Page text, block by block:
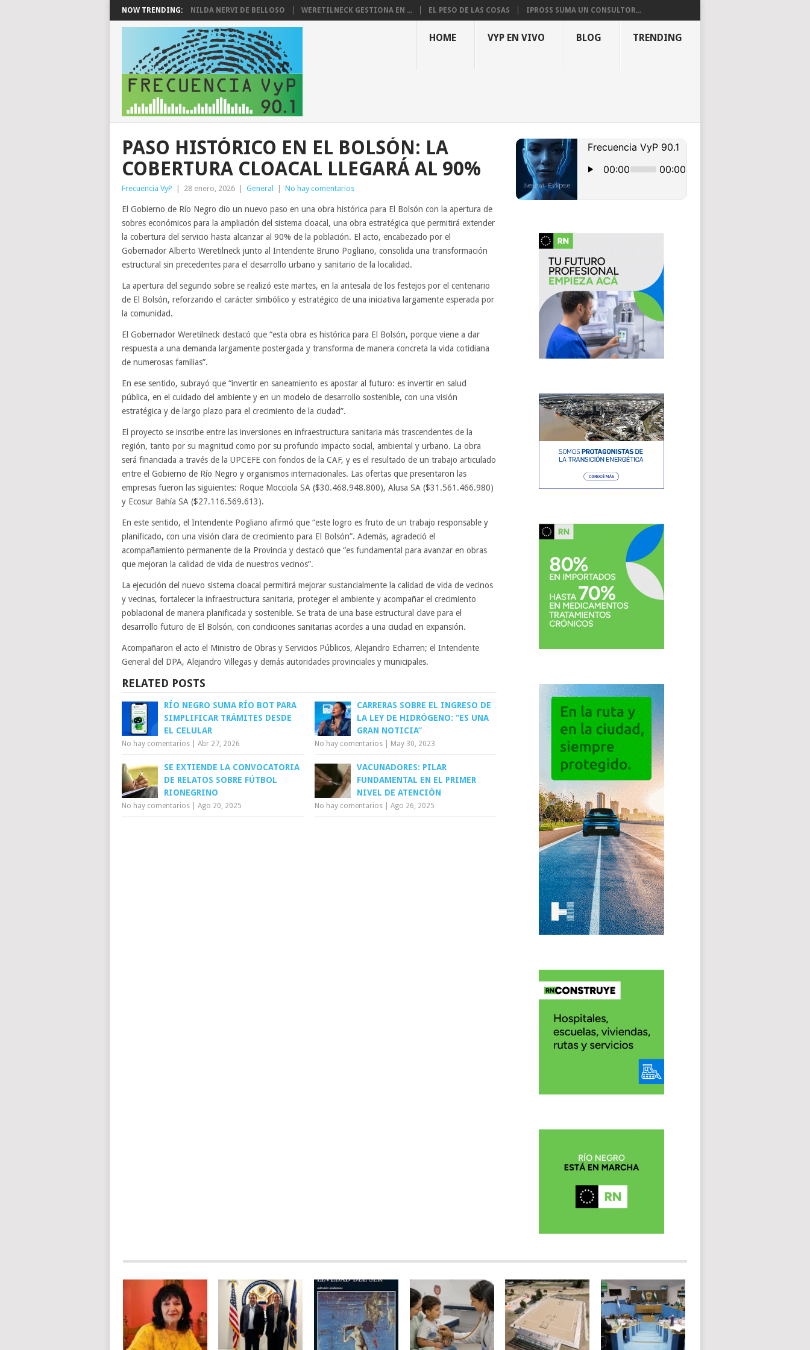
NOW TRENDING: NILDA NERVI DE BELLOSO WERETILNECK GESTIONA EN ... EL PESO DE LAS COSAS IPROSS SUMA UN CONSULTOR...
HOME VYP EN VIVO BLOG TRENDING
PASO HISTÓRICO EN EL BOLSÓN: LA
COBERTURA CLOACAL LLEGARÁ AL 90%
Frecuencia VyP 28 enero, 2026 General No hay comentarios
El Gobierno de Río Negro dio un nuevo paso en una obra histórica para El Bolsón con la apertura de
sobres económicos para la ampliación del sistema cloacal, una obra estratégica que permitirá extender
la cobertura del servicio hasta alcanzar al 90% de la población. El acto, encabezado por el
Gobernador Alberto Weretilneck junto al Intendente Bruno Pogliano, consolida una transformación
estructural sin precedentes para el desarrollo urbano y sanitario de la localidad.
La apertura del segundo sobre se realizó este martes, en la antesala de los festejos por el centenario
de El Bolsón, reforzando el carácter simbólico y estratégico de una iniciativa largamente esperada por
la comunidad.
El Gobernador Weretilneck destacó que “esta obra es histórica para El Bolsón, porque viene a dar
respuesta a una demanda largamente postergada y transforma de manera concreta la vida cotidiana
de numerosas familias”.
En ese sentido, subrayó que “invertir en saneamiento es apostar al futuro: es invertir en salud
pública, en el cuidado del ambiente y en un modelo de desarrollo sostenible, con una visión
estratégica y de largo plazo para el crecimiento de la ciudad”.
El proyecto se inscribe entre las inversiones en infraestructura sanitaria más trascendentes de la
región, tanto por su magnitud como por su profundo impacto social, ambiental y urbano. La obra
será financiada a través de la UPCEFE con fondos de la CAF, y es el resultado de un trabajo articulado
entre el Gobierno de Río Negro y organismos internacionales. Las ofertas que presentaron las
empresas fueron las siguientes: Roque Mocciola SA ($30.468.948.800), Alusa SA ($31.561.466.980)
y Ecosur Bahía SA ($27.116.569.613).
En este sentido, el Intendente Pogliano afirmó que “este logro es fruto de un trabajo responsable y
planificado, con una visión clara de crecimiento para El Bolsón”. Además, agradeció el
acompañamiento permanente de la Provincia y destacó que “es fundamental para avanzar en obras
que mejoran la calidad de vida de nuestros vecinos”.
La ejecución del nuevo sistema cloacal permitirá mejorar sustancialmente la calidad de vida de vecinos
y vecinas, fortalecer la infraestructura sanitaria, proteger el ambiente y acompañar el crecimiento
poblacional de manera planificada y sostenible. Se trata de una base estructural clave para el
desarrollo futuro de El Bolsón, con condiciones sanitarias acordes a una ciudad en expansión.
Acompañaron el acto el Ministro de Obras y Servicios Públicos, Alejandro Echarren; el Intendente
General del DPA, Alejandro Villegas y demás autoridades provinciales y municipales.
RELATED POSTS
RÍO NEGRO SUMA RÍO BOT PARA
SIMPLIFICAR TRÁMITES DESDE
EL CELULAR
No hay comentarios Abr 27, 2026
CARRERAS SOBRE EL INGRESO DE
LA LEY DE HIDRÓGENO: “ES UNA
GRAN NOTICIA”
No hay comentarios May 30, 2023
SE EXTIENDE LA CONVOCATORIA
DE RELATOS SOBRE FÚTBOL
RIONEGRINO
No hay comentarios Ago 20, 2025
VACUNADORES: PILAR
FUNDAMENTAL EN EL PRIMER
NIVEL DE ATENCIÓN
No hay comentarios |Ago 26, 2025